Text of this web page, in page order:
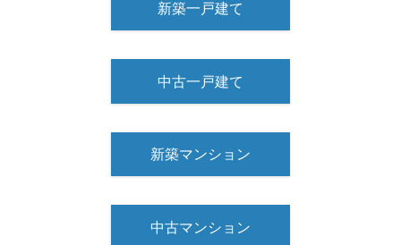
新築一戸建て
中古一戸建て
新築マンション
中古マンション